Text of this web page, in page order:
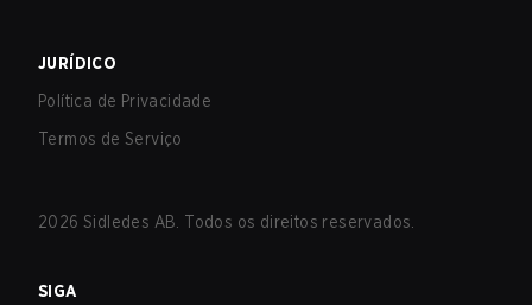
JURÍDICO
Política de Privacidade
Termos de Serviço
2026 Sidledes AB. Todos os direitos reservados.
SIGA